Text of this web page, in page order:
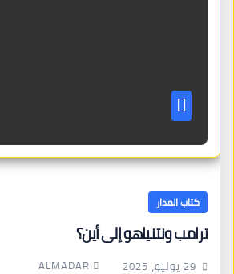
كتاب المدار
ترامب ونتنياهو إلى أين؟
29 يوليو، 2025 ALMADAR